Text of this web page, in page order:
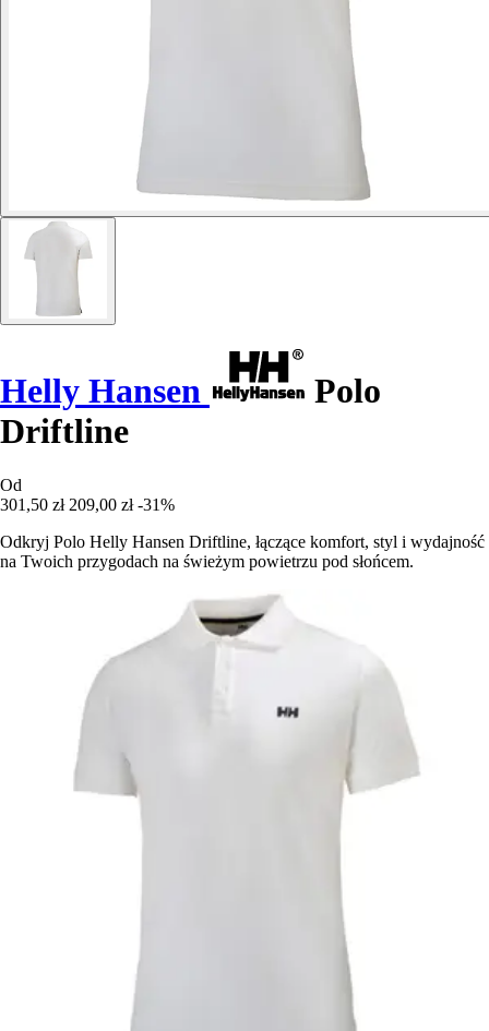
Helly Hansen
Polo
Driftline
Od
301,50 zł 209,00 zł -31%
Odkryj Polo Helly Hansen Driftline, łączące komfort, styl i wydajność
na Twoich przygodach na świeżym powietrzu pod słońcem.